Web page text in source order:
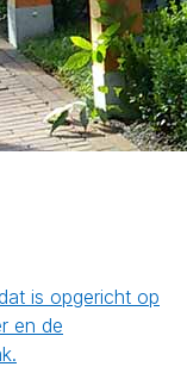
is opgericht op
en de